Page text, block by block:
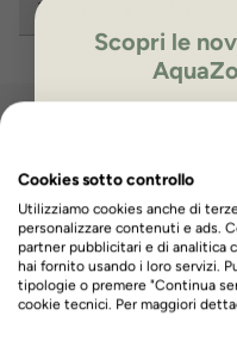
Recensioni prodotto
Contatta il nostro
Via Venezia n. 60/a,
Scorzè (Ve)
Lun- Ven - 17.30 /
Scopri le
ISCRIVITI
Nome
Cookies sotto controllo
Utilizziamo cookies anche di
personalizzare contenuti e ads.
partner pubblicitari e di analitica
hai fornito usando i loro servizi.
tipologie o premere "Continua
cookie tecnici. Per maggiori